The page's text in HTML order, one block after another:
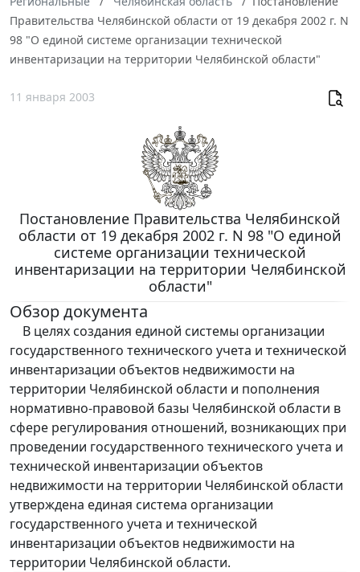
Правительства Челябинской области от 19 декабря 2002 г. N
98 "О единой системе организации технической
инвентаризации на территории Челябинской области"
11 января 2003
Постановление Правительства Челябинской
области от 19 декабря 2002 г. N 98 "О единой
системе организации технической
инвентаризации на территории Челябинской
области"
Обзор документа
В целях создания единой системы организации
государственного технического учета и технической
инвентаризации объектов недвижимости на
территории Челябинской области и пополнения
нормативно-правовой базы Челябинской области в
сфере регулирования отношений, возникающих при
проведении государственного технического учета и
технической инвентаризации объектов
недвижимости на территории Челябинской области
утверждена единая система организации
государственного учета и технической
инвентаризации объектов недвижимости на
территории Челябинской области.